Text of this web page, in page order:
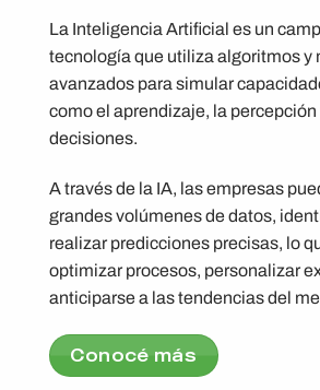
La Inteligencia Artificial es un
tecnología que utiliza algoritmos y
avanzados para simular
como el aprendizaje, la percepción
decisiones.
A través de la IA, las empresas
grandes volúmenes de datos,
realizar predicciones precisas, lo
optimizar procesos, personalizar
anticiparse a las tendencias del
Conocé más